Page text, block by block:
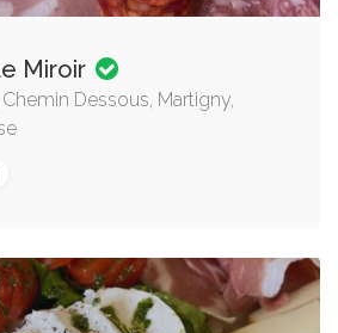
Miroir
Dessous, Martigny,